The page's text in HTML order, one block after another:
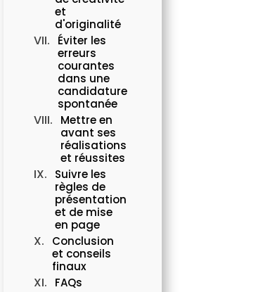
et
d'originalité
Éviter les
erreurs
courantes
dans une
candidature
spontanée
Mettre en
avant ses
réalisations
et réussites
Suivre les
règles de
présentation
et de mise
en page
Conclusion
et conseils
finaux
FAQs